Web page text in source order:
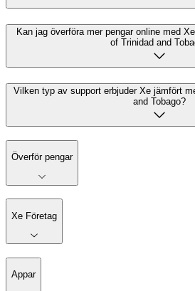
Kan jag överföra mer pengar online med
of Trinidad and
Vilken typ av support erbjuder Xe jämfört
and Tobago?
Överför pengar
Xe Företag
Appar